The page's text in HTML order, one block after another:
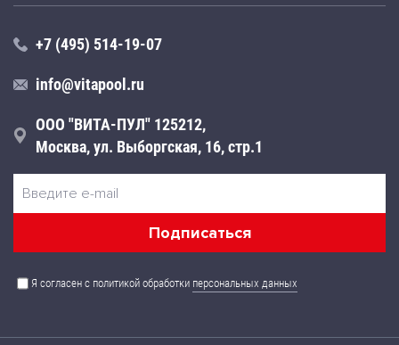
+7 (495) 514-19-07
info@vitapool.ru
ООО "ВИТА-ПУЛ" 125212,
Москва, ул. Выборгская, 16, стр.1
Я согласен с политикой обработки персональных данных